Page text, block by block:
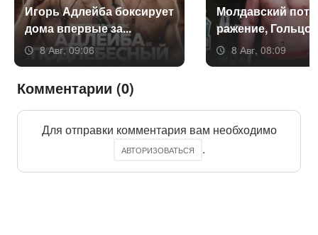
Игорь Ад­лей­ба бок­си­ру­ет
до­ма впер­вые за...
8 Авг, 09:06
Мол­давс­кий
раже­ние,
8 Авг, 08:09
Комментарии (0)
Для отправки комментария вам необходимо
АВТОРИЗОВАТЬСЯ .